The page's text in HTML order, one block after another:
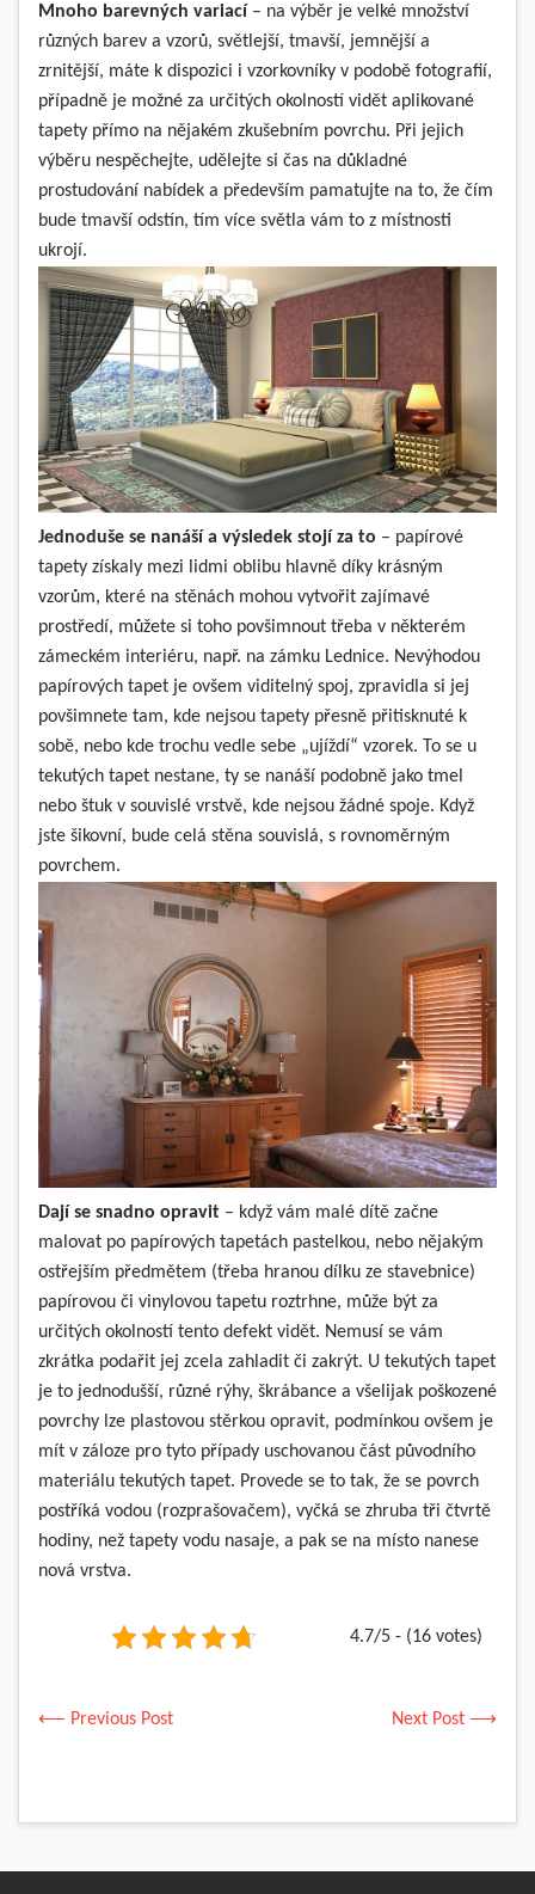
Mnoho barevných variací – na výběr je velké množství
různých barev a vzorů, světlejší, tmavší, jemnější a
zrnitější, máte k dispozici i vzorkovníky v podobě fotografií,
případně je možné za určitých okolností vidět aplikované
tapety přímo na nějakém zkušebním povrchu. Při jejich
výběru nespěchejte, udělejte si čas na důkladné
prostudování nabídek a především pamatujte na to, že čím
bude tmavší odstín, tím více světla vám to z místnosti
ukrojí.
Jednoduše se nanáší a výsledek stojí za to – papírové
tapety získaly mezi lidmi oblibu hlavně díky krásným
vzorům, které na stěnách mohou vytvořit zajímavé
prostředí, můžete si toho povšimnout třeba v některém
zámeckém interiéru, např. na zámku Lednice. Nevýhodou
papírových tapet je ovšem viditelný spoj, zpravidla si jej
povšimnete tam, kde nejsou tapety přesně přitisknuté k
sobě, nebo kde trochu vedle sebe „ujíždí“ vzorek. To se u
tekutých tapet nestane, ty se nanáší podobně jako tmel
nebo štuk v souvislé vrstvě, kde nejsou žádné spoje. Když
jste šikovní, bude celá stěna souvislá, s rovnoměrným
povrchem.
Dají se snadno opravit – když vám malé dítě začne
malovat po papírových tapetách pastelkou, nebo nějakým
ostřejším předmětem (třeba hranou dílku ze stavebnice)
papírovou či vinylovou tapetu roztrhne, může být za
určitých okolností tento defekt vidět. Nemusí se vám
zkrátka podařit jej zcela zahladit či zakrýt. U tekutých tapet
je to jednodušší, různé rýhy, škrábance a všelijak poškozené
povrchy lze plastovou stěrkou opravit, podmínkou ovšem je
mít v záloze pro tyto případy uschovanou část původního
materiálu tekutých tapet. Provede se to tak, že se povrch
postříká vodou (rozprašovačem), vyčká se zhruba tři čtvrtě
hodiny, než tapety vodu nasaje, a pak se na místo nanese
nová vrstva.
4.7/5 - (16 votes)
⟵ Previous Post Next Post ⟶